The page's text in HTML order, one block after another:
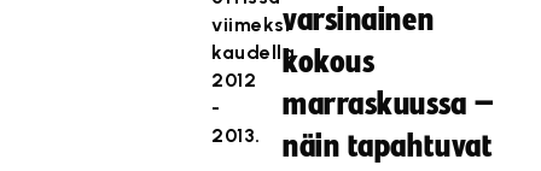
viimeksi
kaudella
2012
-
2013.
varsinainen
kokous
marraskuussa –
näin tapahtuvat